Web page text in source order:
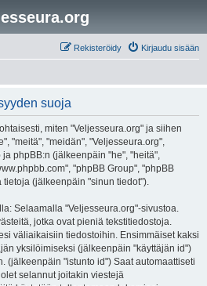
Kirjaudu sisään
Rekisteröidy
suoja
miten "Veljesseura.org" ja siihen
"meitä", "meidän", "Veljesseura.org",
phpBB:n (jälkeenpäin "he", "heitä",
"phpBB Group", "phpBB
tietoja (jälkeenpäin "sinun tiedot").
Selaamalla "Veljesseura.org"-sivustoa.
jotka ovat pieniä tekstitiedostoja.
väliaikaisiin tiedostoihin. Ensimmäiset kaksi
yksilöimiseksi (jälkeenpäin "käyttäjän id")
(jälkeenpäin "istunto id") Saat automaattiseti
selannut joitakin viestejä